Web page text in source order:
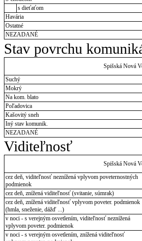
s dieťaťom
Havária
Ostatné
NEZADANÉ
Stav povrchu
Spišská Nová
Suchý
Mokrý
Na kom. blato
Poľadovica
Kašovitý sneh
Iný stav komunik.
NEZADANÉ
Viditeľnosť
Spišská Nová
cez deň, viditeľnosť neznížená vplyvom poveternostných
podmienok
cez deň, znížená viditeľnosť (svitanie, súmrak)
cez deň, znížená viditeľnosť vplyvom poveter. podmienok
(hmla, sneženie, dážď ...)
v noci - s verejným osvetlením, viditeľnosť neznížená
vplyvom poveter. podmienok
v noci - s verejným osvetlením, znížená viditeľnosť